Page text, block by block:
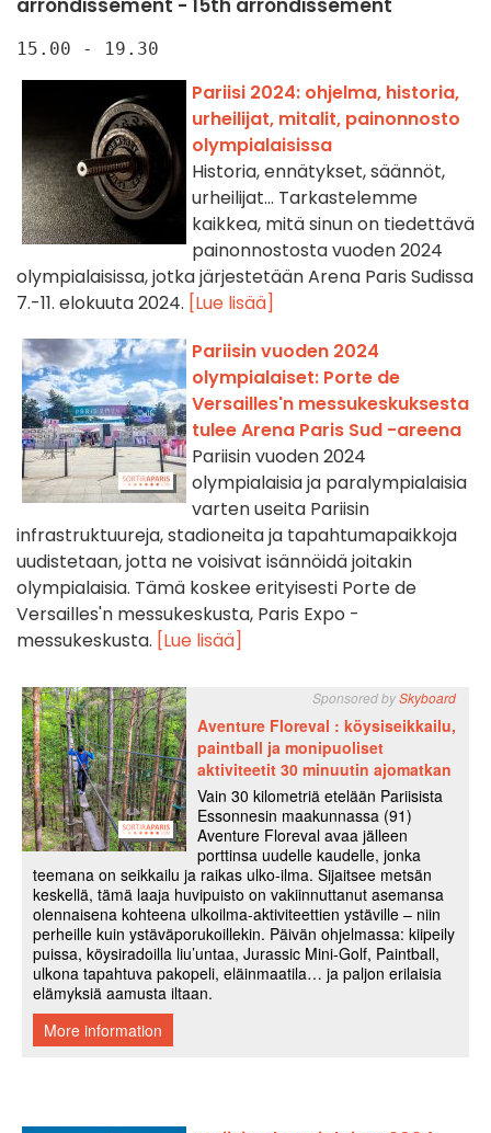
arrondissement - 15th arrondissement
15.00 - 19.30
Pariisi 2024: ohjelma, historia,
urheilijat, mitalit, painonnosto
olympialaisissa
Historia, ennätykset, säännöt,
urheilijat... Tarkastelemme
kaikkea, mitä sinun on tiedettävä
painonnostosta vuoden 2024
olympialaisissa, jotka järjestetään Arena Paris Sudissa
7.-11. elokuuta 2024. [Lue lisää]
Pariisin vuoden 2024
olympialaiset: Porte de
Versailles'n messukeskuksesta
tulee Arena Paris Sud -areena
Pariisin vuoden 2024
olympialaisia ja paralympialaisia
varten useita Pariisin
infrastruktuureja, stadioneita ja tapahtumapaikkoja
uudistetaan, jotta ne voisivat isännöidä joitakin
olympialaisia. Tämä koskee erityisesti Porte de
Versailles'n messukeskusta, Paris Expo -
messukeskusta. [Lue lisää]